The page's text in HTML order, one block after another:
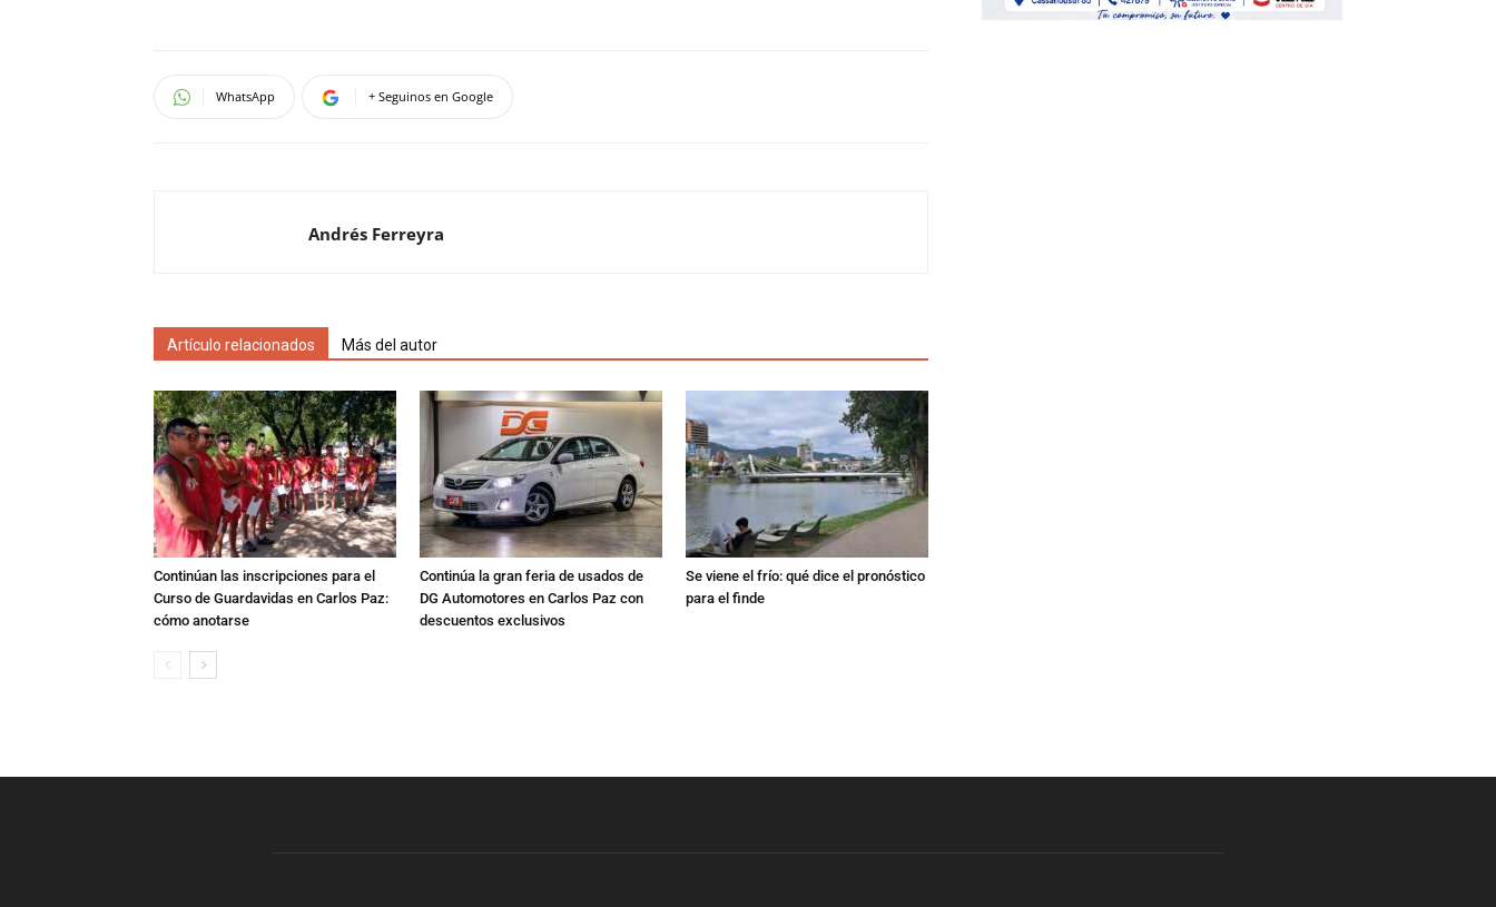
WhatsApp + Seguinos en Google
Andrés Ferreyra
Artículo relacionados Más del autor
Continúan las inscripciones para el
Curso de Guardavidas en Carlos Paz:
cómo anotarse
Continúa la gran feria de usados de
DG Automotores en Carlos Paz con
descuentos exclusivos
Se viene el frío: qué dice el pronóstico
para el finde